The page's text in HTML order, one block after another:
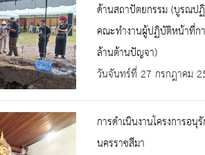
ด้านสถาปัตยกรรม (บูรณปฏิ
คณะทำงานผู้ปฏิบัติหน้าที่กา
ล้านต้านปัญจา)
วันจันทร์ที่ 27 กรกฎาคม
การดำเนินงานโครงการอ
นครราชสีมา